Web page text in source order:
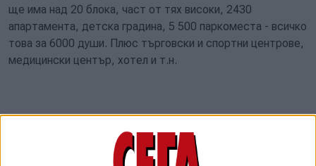
ще има над 20 блока, част от тях високи, 2430
апартамента, детска градина, 5 500 паркоместа - всичко
това за 6000 души. Плюс търговски и спортни центрове,
медицински център, хотел и т.н.